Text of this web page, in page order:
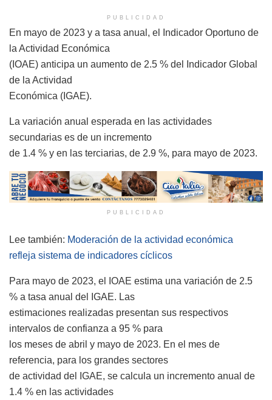
PUBLICIDAD
En mayo de 2023 y a tasa anual, el Indicador Oportuno de
la Actividad Económica
(IOAE) anticipa un aumento de 2.5 % del Indicador Global
de la Actividad
Económica (IGAE).
La variación anual esperada en las actividades
secundarias es de un incremento
de 1.4 % y en las terciarias, de 2.9 %, para mayo de 2023.
PUBLICIDAD
Lee también: Moderación de la actividad económica
refleja sistema de indicadores cíclicos
Para mayo de 2023, el IOAE estima una variación de 2.5
% a tasa anual del IGAE. Las
estimaciones realizadas presentan sus respectivos
intervalos de confianza a 95 % para
los meses de abril y mayo de 2023. En el mes de
referencia, para los grandes sectores
de actividad del IGAE, se calcula un incremento anual de
1.4 % en las actividades